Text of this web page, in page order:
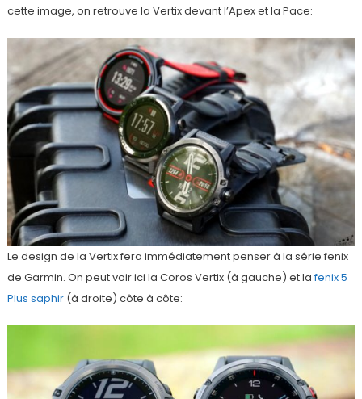
cette image, on retrouve la Vertix devant l’Apex et la Pace:
Le design de la Vertix fera immédiatement penser à la série fenix
de Garmin. On peut voir ici la Coros Vertix (à gauche) et lafenix 5
Plus saphir(à droite) côte à côte: